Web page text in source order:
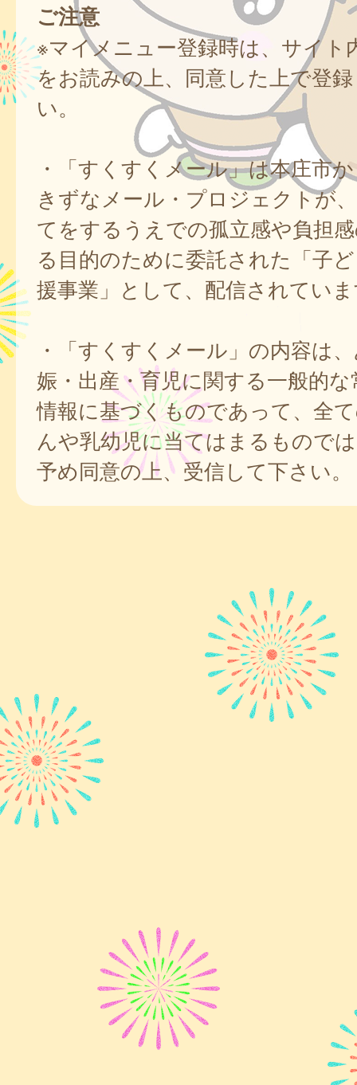
ご注意
※マイメニュー登録時は、サイト
をお読みの上、同意した上で登
い。
・「すくすくメール」は本庄市
きずなメール・プロジェクトが
てをするうえでの孤立感や負担
る目的のために委託された「子
援事業」として、配信されてい
・「すくすくメール」の内容は
娠・出産・育児に関する一般的
情報に基づくものであって、全
んや乳幼児に当てはまるもので
予め同意の上、受信して下さい。